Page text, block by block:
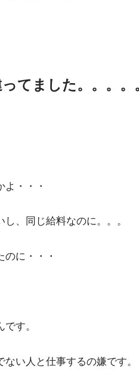
てました。。。。
よ・・・
し、同じ給料なのに。。。
のに・・・
す。
ない人と仕事するの嫌です。